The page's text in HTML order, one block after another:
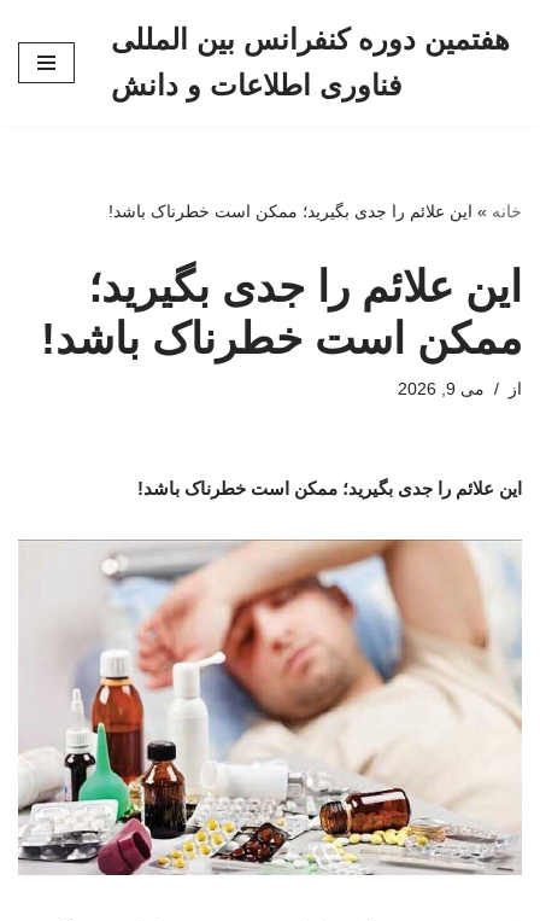
هفتمین دوره کنفرانس بین المللی
فناوری اطلاعات و دانش
خانه » این علائم را جدی بگیرید؛ ممکن است خطرناک باشد!
این علائم را جدی بگیرید؛
ممکن است خطرناک باشد!
از می 9, 2026
این علائم را جدی بگیرید؛ ممکن است خطرناک باشد!